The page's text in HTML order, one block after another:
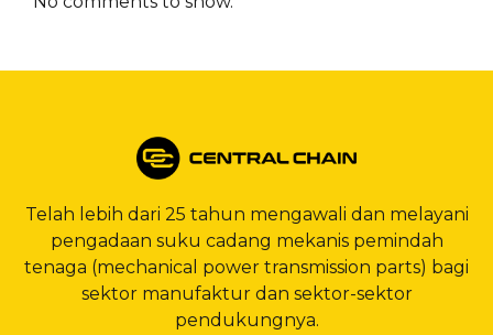
Telah lebih dari 25 tahun mengawali dan melayani
pengadaan suku cadang mekanis pemindah
tenaga (mechanical power transmission parts) bagi
sektor manufaktur dan sektor-sektor
pendukungnya.